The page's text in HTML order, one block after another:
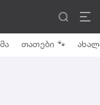
თათები 🐾